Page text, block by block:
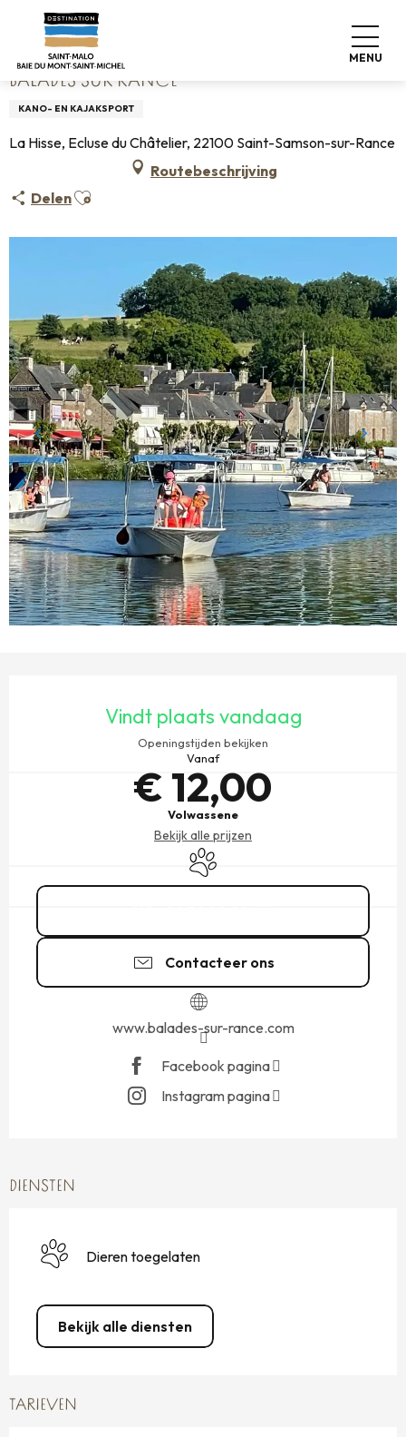
contenu
principal
MENU
Home Balades sur Rance
BALADES SUR RANCE
KANO- EN KAJAKSPORT
La Hisse, Ecluse du Châtelier, 22100 Saint-Samson-sur-Rance
Routebeschrijving
DelenAjouter aux favoris
Vindt plaats vandaag
Openingstijden bekijken
Vanaf
€ 12,00
Volwassene
Bekijk alle prijzen
Dieren toegelaten
Contacteer ons
www.balades-sur-rance.com
Facebook pagina
Instagram pagina
DIENSTEN
Dieren toegelaten
Bekijk alle diensten
TARIEVEN